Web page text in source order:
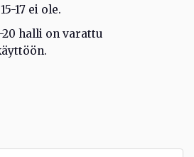
17 ei ole.
20 halli on varattu